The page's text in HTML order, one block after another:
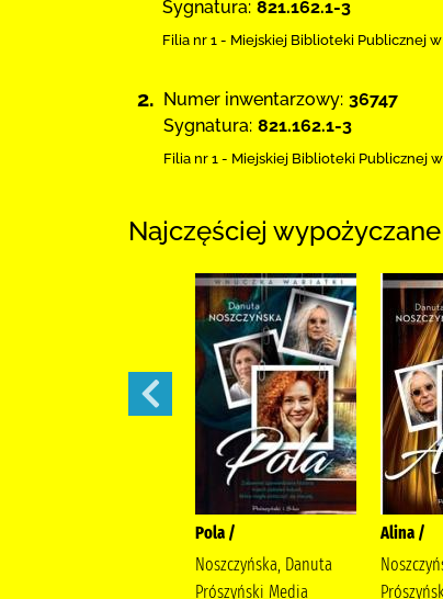
Sygnatura: 821.162.1-3
Filia nr 1 - Miejskiej Biblioteki Publicznej w
2. Numer inwentarzowy: 36747
Sygnatura: 821.162.1-3
Filia nr 1 - Miejskiej Biblioteki Publicznej
Najczęściej wypożyczane
Pola /
Noszczyńska, Danuta
Prószyński Media
Alina /